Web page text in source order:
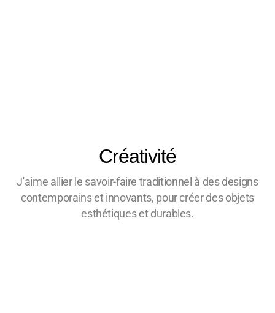
Créativité
J'aime allier le savoir-faire traditionnel à des designs
contemporains et innovants, pour créer des objets
esthétiques et durables.